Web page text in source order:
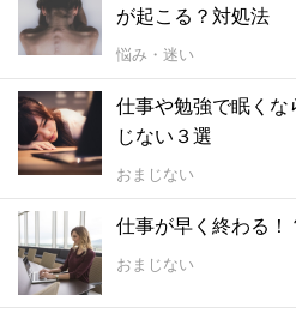
が起こる？対処法
悩み・迷い
仕事や勉強で眠くな
じない３選
おまじない
仕事が早く終わる
おまじない